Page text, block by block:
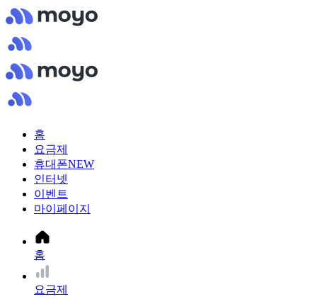
홈
요금제
휴대폰NEW
인터넷
이벤트
마이페이지
홈
요금제